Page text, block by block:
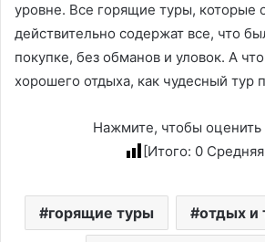
уровне. Все горящие туры, которые
действительно содержат все, что
покупке, без обманов и уловок. А
хорошего отдыха, как чудесный тур
Нажмите, чтобы оценить
[Итого: 0
горящие туры отдых и